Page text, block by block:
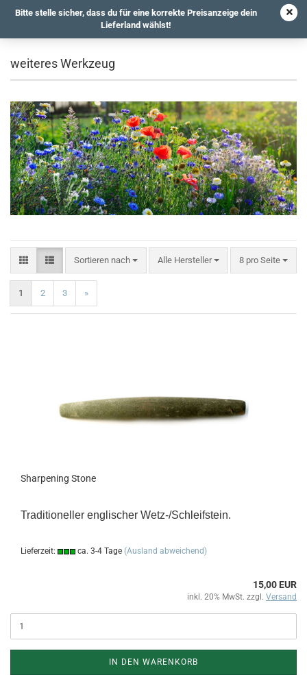
Bitte stelle sicher, dass du für eine korrekte Preisanzeige dein
Lieferland wählst!
weiteres Werkzeug
Sortieren nach Alle Hersteller 8 pro Seite
1 2 3 »
Sharpening Stone
Traditioneller englischer Wetz-/Schleifstein.
Lieferzeit: ca. 3-4 Tage (Ausland abweichend)
15,00 EUR
inkl. 20% MwSt. zzgl. Versand
IN DEN WARENKORB